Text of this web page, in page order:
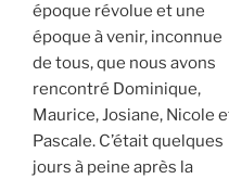
époque révolue et une
époque à venir, inconnue
de tous, que nous avons
rencontré Dominique,
Maurice, Josiane, Nicole
Pascale. C’était quelques
jours à peine après la